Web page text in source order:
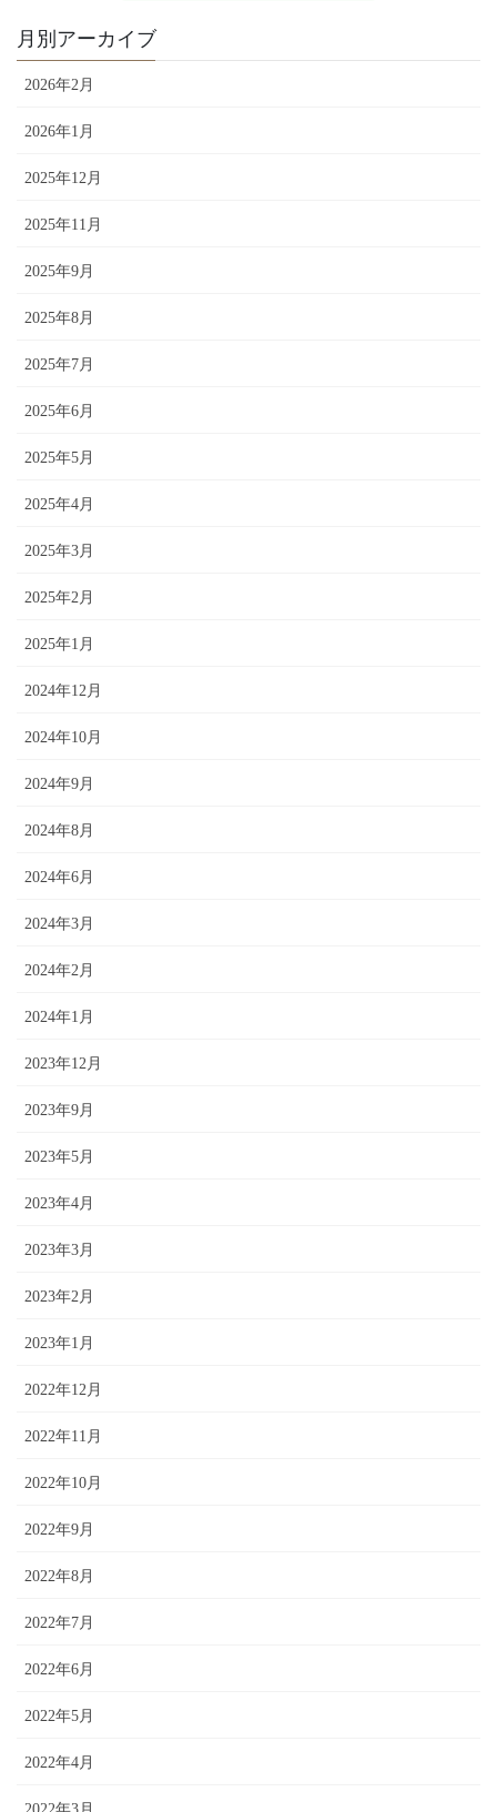
月別アーカイブ
2026年2月
2026年1月
2025年12月
2025年11月
2025年9月
2025年8月
2025年7月
2025年6月
2025年5月
2025年4月
2025年3月
2025年2月
2025年1月
2024年12月
2024年10月
2024年9月
2024年8月
2024年6月
2024年3月
2024年2月
2024年1月
2023年12月
2023年9月
2023年5月
2023年4月
2023年3月
2023年2月
2023年1月
2022年12月
2022年11月
2022年10月
2022年9月
2022年8月
2022年7月
2022年6月
2022年5月
2022年4月